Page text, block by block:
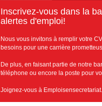
Inscrivez-vous dans la
alertes d'emploi!
Nous vous invitons à remplir votre
besoins pour une carrière
De plus, en faisant partie de notre
téléphone ou encore la poste pour
Joignez-vous à